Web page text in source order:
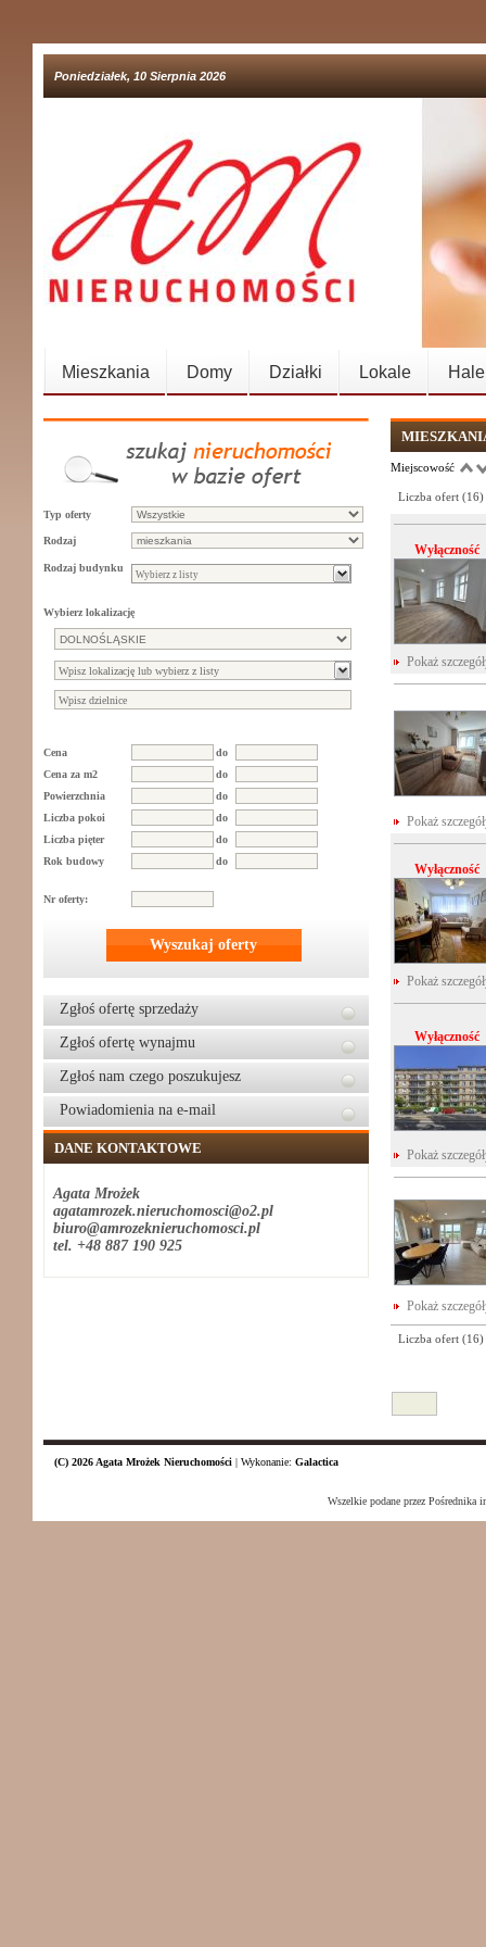
Poniedziałek, 10 Sierpnia 2026
Mieszkania Domy Działki Lokale Hale
Typ oferty
Rodzaj
Rodzaj budynku
Wybierz lokalizację
Cena
do
Cena za m2
do
Powierzchnia
do
Liczba pokoi
do
Liczba pięter
do
Rok budowy
do
Nr oferty:
Wyszukaj oferty
Zgłoś ofertę sprzedaży
Zgłoś ofertę wynajmu
Zgłoś nam czego poszukujesz
Powiadomienia na e-mail
DANE KONTAKTOWE
Agata Mrożek
agatamrozek.nieruchomosci@o2.pl
biuro@amrozeknieruchomosci.pl
tel. +48 887 190 925
Miejscowość
Liczba ofert (16)
Wyłączność
Pokaż
Pokaż
Wyłączność
Pokaż
Wyłączność
Pokaż
Pokaż
Liczba ofert (16)
(C) 2026 Agata Mrożek Nieruchomości | Wykonanie: Galactica
Wszelkie podane przez